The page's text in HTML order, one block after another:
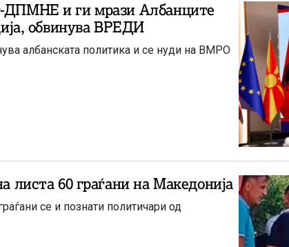
и ги мрази Албанците
обвинува ВРЕДИ
албанската политика и се нуди на ВМРО
листа 60 граѓани на Македонија
се и познати политичари од